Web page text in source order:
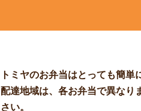
トミヤのお弁当はとっても簡単
配達地域は、各お弁当で異なり
さい。